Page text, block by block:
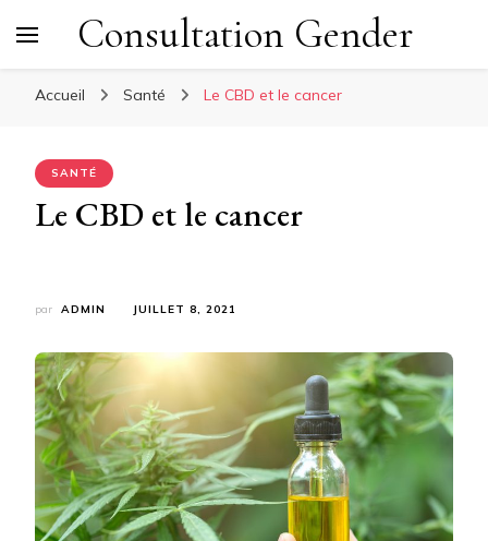
Consultation Gender
Accueil Santé Le CBD et le cancer
SANTÉ
Le CBD et le cancer
par ADMIN JUILLET 8, 2021